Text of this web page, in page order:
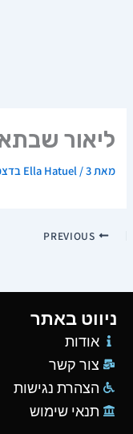
ליאור
מאת Ella Hatuel /3 בדצמבר 2025
ניווט באתר
אודות
צור קשר
הצהרת נגישות
תנאי שימוש